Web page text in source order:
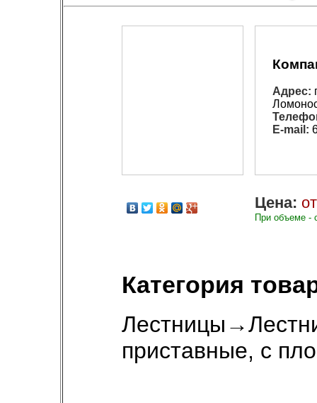
Адрес:
E-mail:
Цена:
При объеме -
Категория
Лестницы →
приставные, с